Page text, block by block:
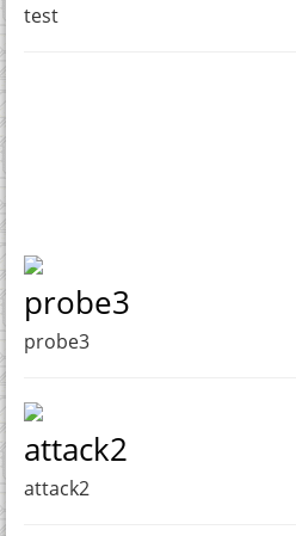
test
probe3
probe3
attack2
attack2